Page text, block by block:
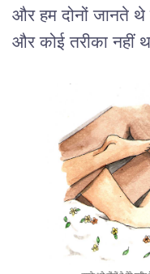
और हम दोनों जानते
और कोई तरीका नहीं